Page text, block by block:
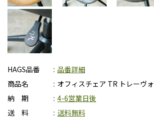
HAGS品番
品番詳細
商品名
オフィスチェア TR トレーヴォ
納 期
4-6営業日後
送 料
送料無料